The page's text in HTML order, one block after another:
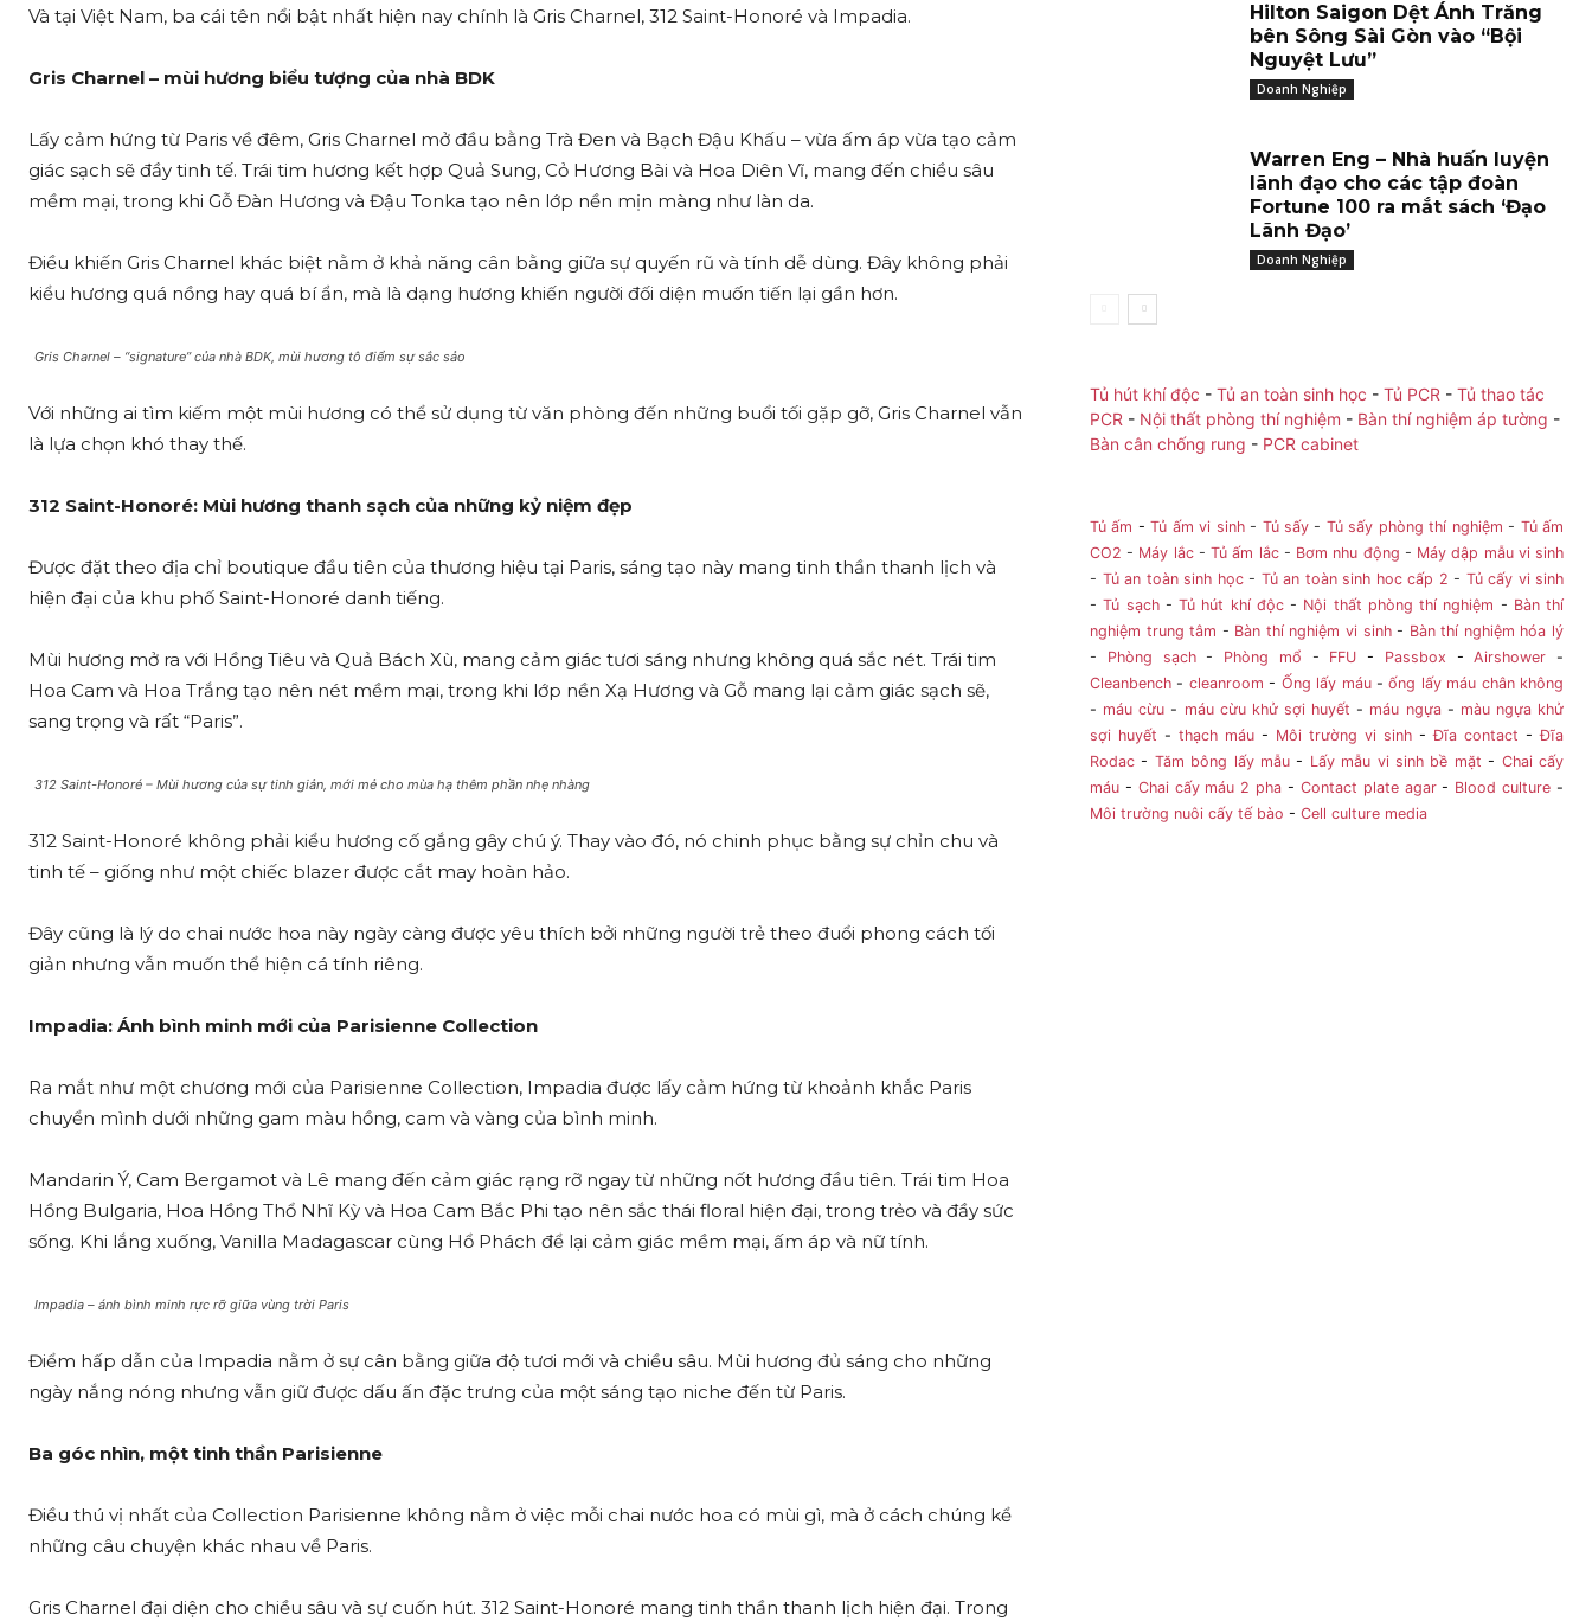
Và tại Việt Nam, ba cái tên nổi bật nhất hiện nay chính là Gris Charnel, 312 Saint-Honoré và Impadia.
Gris Charnel – mùi hương biểu tượng của nhà BDK
Lấy cảm hứng từ Paris về đêm, Gris Charnel mở đầu bằng Trà Đen và Bạch Đậu Khấu – vừa ấm áp vừa tạo cảm
giác sạch sẽ đầy tinh tế. Trái tim hương kết hợp Quả Sung, Cỏ Hương Bài và Hoa Diên Vĩ, mang đến chiều sâu
mềm mại, trong khi Gỗ Đàn Hương và Đậu Tonka tạo nên lớp nền mịn màng như làn da.
Điều khiến Gris Charnel khác biệt nằm ở khả năng cân bằng giữa sự quyến rũ và tính dễ dùng. Đây không phải
kiểu hương quá nồng hay quá bí ẩn, mà là dạng hương khiến người đối diện muốn tiến lại gần hơn.
Gris Charnel – “signature” của nhà BDK, mùi hương tô điểm sự sắc sảo
Với những ai tìm kiếm một mùi hương có thể sử dụng từ văn phòng đến những buổi tối gặp gỡ, Gris Charnel vẫn
là lựa chọn khó thay thế.
312 Saint-Honoré: Mùi hương thanh sạch của những kỷ niệm đẹp
Được đặt theo địa chỉ boutique đầu tiên của thương hiệu tại Paris, sáng tạo này mang tinh thần thanh lịch và
hiện đại của khu phố Saint-Honoré danh tiếng.
Mùi hương mở ra với Hồng Tiêu và Quả Bách Xù, mang cảm giác tươi sáng nhưng không quá sắc nét. Trái tim
Hoa Cam và Hoa Trắng tạo nên nét mềm mại, trong khi lớp nền Xạ Hương và Gỗ mang lại cảm giác sạch sẽ,
sang trọng và rất “Paris”.
312 Saint-Honoré – Mùi hương của sự tinh giản, mới mẻ cho mùa hạ thêm phần nhẹ nhàng
312 Saint-Honoré không phải kiểu hương cố gắng gây chú ý. Thay vào đó, nó chinh phục bằng sự chỉn chu và
tinh tế – giống như một chiếc blazer được cắt may hoàn hảo.
Đây cũng là lý do chai nước hoa này ngày càng được yêu thích bởi những người trẻ theo đuổi phong cách tối
giản nhưng vẫn muốn thể hiện cá tính riêng.
Impadia: Ánh bình minh mới của Parisienne Collection
Ra mắt như một chương mới của Parisienne Collection, Impadia được lấy cảm hứng từ khoảnh khắc Paris
chuyển mình dưới những gam màu hồng, cam và vàng của bình minh.
Mandarin Ý, Cam Bergamot và Lê mang đến cảm giác rạng rỡ ngay từ những nốt hương đầu tiên. Trái tim Hoa
Hồng Bulgaria, Hoa Hồng Thổ Nhĩ Kỳ và Hoa Cam Bắc Phi tạo nên sắc thái floral hiện đại, trong trẻo và đầy sức
sống. Khi lắng xuống, Vanilla Madagascar cùng Hổ Phách để lại cảm giác mềm mại, ấm áp và nữ tính.
Impadia – ánh bình minh rực rỡ giữa vùng trời Paris
Điểm hấp dẫn của Impadia nằm ở sự cân bằng giữa độ tươi mới và chiều sâu. Mùi hương đủ sáng cho những
ngày nắng nóng nhưng vẫn giữ được dấu ấn đặc trưng của một sáng tạo niche đến từ Paris.
Ba góc nhìn, một tinh thần Parisienne
Điều thú vị nhất của Collection Parisienne không nằm ở việc mỗi chai nước hoa có mùi gì, mà ở cách chúng kể
những câu chuyện khác nhau về Paris.
Gris Charnel đại diện cho chiều sâu và sự cuốn hút. 312 Saint-Honoré mang tinh thần thanh lịch hiện đại. Trong
Hilton Saigon Dệt Ánh Trăng
bên Sông Sài Gòn vào “Bội
Nguyệt Lưu”
Doanh Nghiệp
Warren Eng – Nhà huấn luyện
lãnh đạo cho các tập đoàn
Fortune 100 ra mắt sách ‘Đạo
Lãnh Đạo’
Doanh Nghiệp
Tủ hút khí độc - Tủ an toàn sinh học - Tủ PCR - Tủ thao tác
PCR - Nội thất phòng thí nghiệm - Bàn thí nghiệm áp tường -
Bàn cân chống rung - PCR cabinet
Tủ ấm -Tủ ấm vi sinh- Tủ sấy - Tủ sấy phòng thí nghiệm - Tủ ấm
CO2 - Máy lắc-Tủ ấm lắc- Bơm nhu động - Máy dập mẫu vi sinh
- Tủ an toàn sinh học- Tủ an toàn sinh hoc cấp 2 - Tủ cấy vi sinh
-Tủ sạch- Tủ hút khí độc- Nội thất phòng thí nghiệm - Bàn thí
nghiệm trung tâm - Bàn thí nghiệm vi sinh- Bàn thí nghiệm hóa lý
- Phòng sạch- Phòng mổ - FFU - Passbox -Airshower -
Cleanbench - cleanroom - Ống lấy máu-ống lấy máu chân không
- máu cừu - máu cừu khử sợi huyết - máu ngựa- màu ngựa khử
sợi huyết - thạch máu - Môi trường vi sinh -Đĩa contact -Đĩa
Rodac - Tăm bông lấy mẫu - Lấy mẫu vi sinh bề mặt - Chai cấy
máu - Chai cấy máu 2 pha - Contact plate agar- Blood culture -
Môi trường nuôi cấy tế bào - Cell culture media